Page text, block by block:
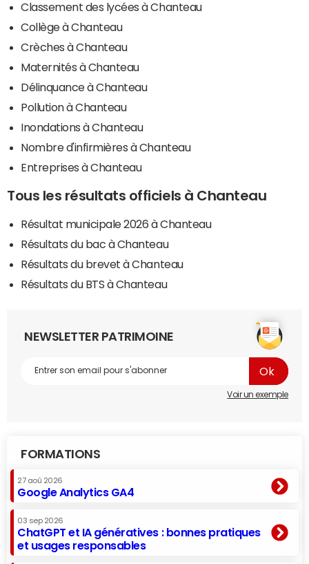
Classement des lycées à Chanteau
Collège à Chanteau
Crèches à Chanteau
Maternités à Chanteau
Délinquance à Chanteau
Pollution à Chanteau
Inondations à Chanteau
Nombre d'infirmières à Chanteau
Entreprises à Chanteau
Tous les résultats officiels à Chanteau
Résultat municipale 2026 à Chanteau
Résultats du bac à Chanteau
Résultats du brevet à Chanteau
Résultats du BTS à Chanteau
NEWSLETTER PATRIMOINE
Voir un exemple
FORMATIONS
27 aoû 2026
Google Analytics GA4
03 sep 2026
ChatGPT et IA génératives : bonnes pratiques
et usages responsables